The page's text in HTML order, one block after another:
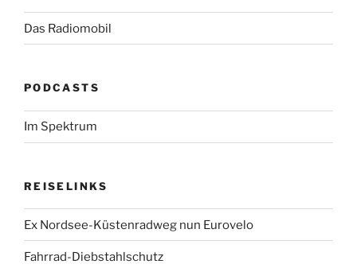
Das Radiomobil
PODCASTS
Im Spektrum
REISELINKS
Ex Nordsee-Küstenradweg nun Eurovelo
Fahrrad-Diebstahlschutz